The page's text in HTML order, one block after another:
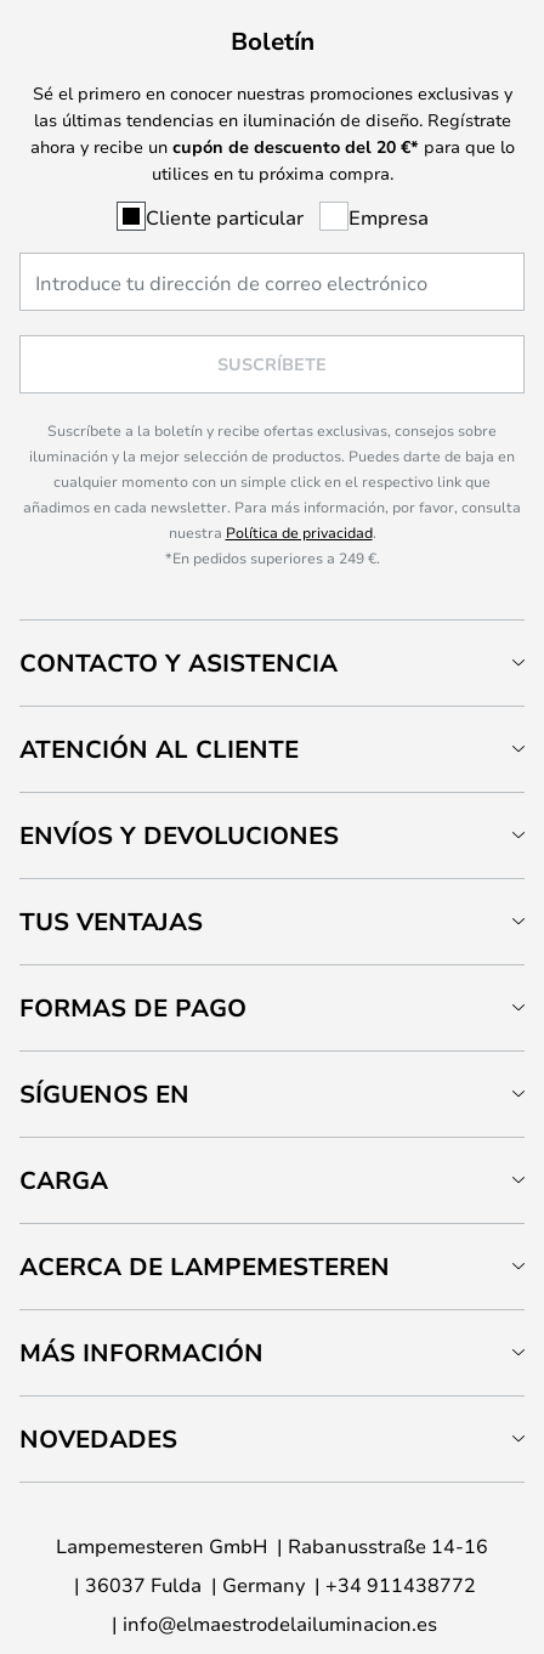
Boletín
Sé el primero en conocer nuestras promociones exclusivas y
las últimas tendencias en iluminación de diseño. Regístrate
ahora y recibe un cupón de descuento del 20 €* para que lo
utilices en tu próxima compra.
Cliente particular Empresa
SUSCRÍBETE
Suscríbete a la boletín y recibe ofertas exclusivas, consejos sobre
iluminación y la mejor selección de productos. Puedes darte de baja en
cualquier momento con un simple click en el respectivo link que
añadimos en cada newsletter. Para más información, por favor, consulta
nuestra Política de privacidad.
*En pedidos superiores a 249 €.
CONTACTO Y ASISTENCIA
ATENCIÓN AL CLIENTE
ENVÍOS Y DEVOLUCIONES
TUS VENTAJAS
FORMAS DE PAGO
SÍGUENOS EN
CARGA
ACERCA DE LAMPEMESTEREN
MÁS INFORMACIÓN
NOVEDADES
Lampemesteren GmbH
Rabanusstraße 14-16
36037 Fulda
Germany
+34 911438772
info@elmaestrodelailuminacion.es